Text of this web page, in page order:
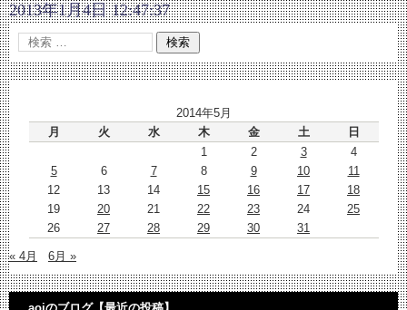
2013年1月4日 12:47:37
2014年5月
月
火 水 木 金 土
日
1
2 3
4
5
6 7 8 9 10
11
12
13 14 15 16 17
18
19
20 21 22 23 24
25
26
27 28 29 30 31
« 4月 6月 »